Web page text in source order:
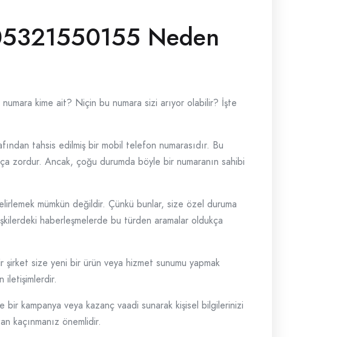
Neden
kime ait? Niçin bu numara sizi arıyor olabilir? İşte
tahsis edilmiş bir mobil telefon numarasıdır. Bu
zordur. Ancak, çoğu durumda böyle bir numaranın sahibi
mümkün değildir. Çünkü bunlar, size özel duruma
haberleşmelerde bu türden aramalar oldukça
şirket size yeni bir ürün veya hizmet sunumu yapmak
iletişimlerdir.
bir kampanya veya kazanç vaadi sunarak kişisel bilgilerinizi
kaçınmanız önemlidir.